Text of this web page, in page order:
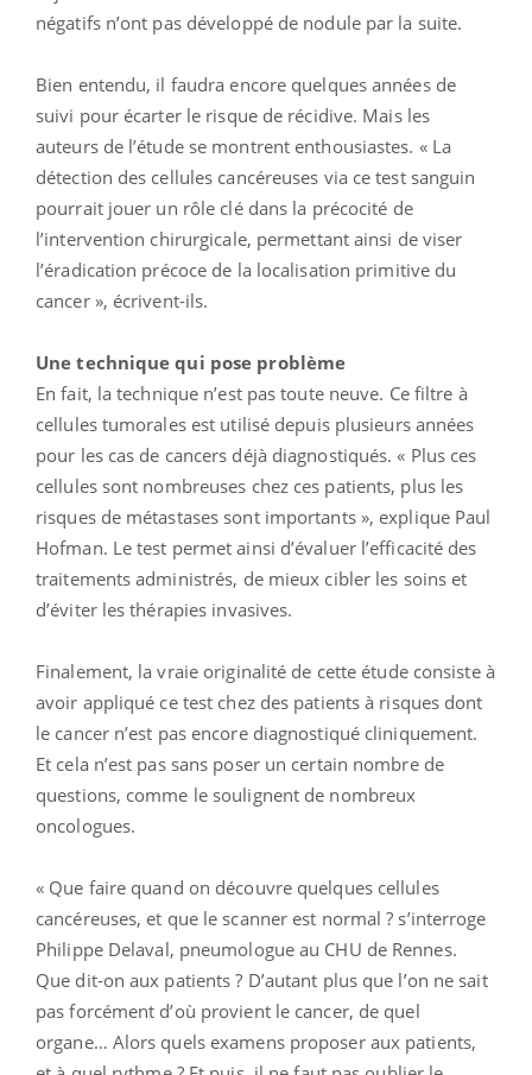
négatifs n’ont pas développé de nodule par la suite.
Bien entendu, il faudra encore quelques années de
suivi pour écarter le risque de récidive. Mais les
auteurs de l’étude se montrent enthousiastes. « La
détection des cellules cancéreuses via ce test sanguin
pourrait jouer un rôle clé dans la précocité de
l’intervention chirurgicale, permettant ainsi de viser
l’éradication précoce de la localisation primitive du
cancer », écrivent-ils.
Une technique qui pose problème
En fait, la technique n’est pas toute neuve. Ce filtre à
cellules tumorales est utilisé depuis plusieurs années
pour les cas de cancers déjà diagnostiqués. « Plus ces
cellules sont nombreuses chez ces patients, plus les
risques de métastases sont importants », explique Paul
Hofman. Le test permet ainsi d’évaluer l’efficacité des
traitements administrés, de mieux cibler les soins et
d’éviter les thérapies invasives.
Finalement, la vraie originalité de cette étude consiste à
avoir appliqué ce test chez des patients à risques dont
le cancer n’est pas encore diagnostiqué cliniquement.
Et cela n’est pas sans poser un certain nombre de
questions, comme le soulignent de nombreux
oncologues.
« Que faire quand on découvre quelques cellules
cancéreuses, et que le scanner est normal ? s’interroge
Philippe Delaval, pneumologue au CHU de Rennes.
Que dit-on aux patients ? D’autant plus que l’on ne sait
pas forcément d’où provient le cancer, de quel
organe… Alors quels examens proposer aux patients,